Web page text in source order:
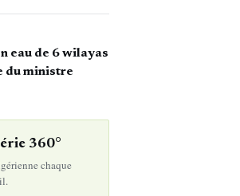
eau de 6 wilayas
du ministre
360°
chaque